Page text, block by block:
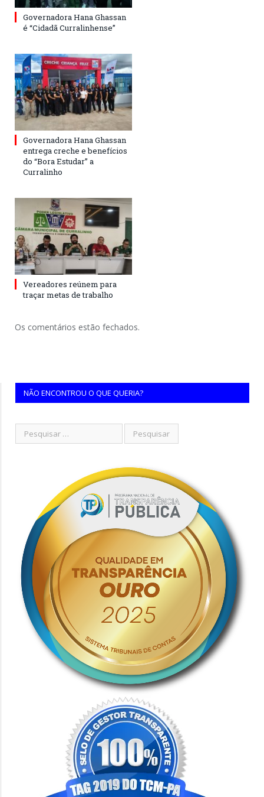
Governadora Hana Ghassan
é “Cidadã Curralinhense”
Governadora Hana Ghassan
entrega creche e benefícios
do “Bora Estudar” a
Curralinho
Vereadores reúnem para
traçar metas de trabalho
Os comentários estão fechados.
NÃO ENCONTROU O QUE QUERIA?